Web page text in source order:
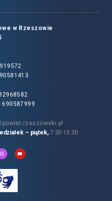
w Rzeszowie
690587999
– piątek, 7:30-15:30